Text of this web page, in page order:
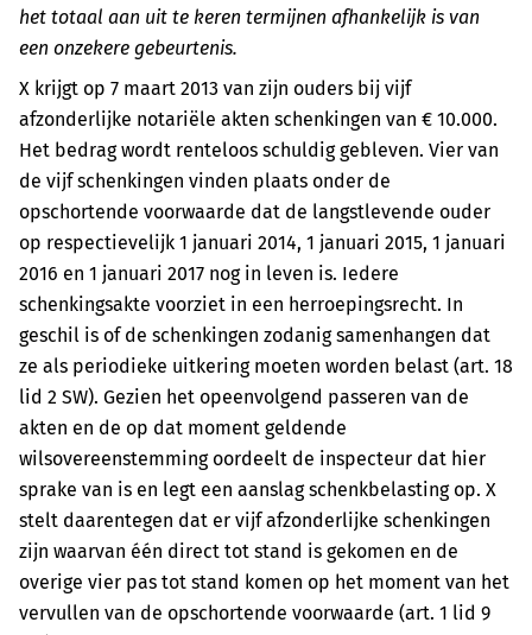
het totaal aan uit te keren termijnen afhankelijk is van
een onzekere gebeurtenis.
X krijgt op 7 maart 2013 van zijn ouders bij vijf
afzonderlijke notariële akten schenkingen van € 10.000.
Het bedrag wordt renteloos schuldig gebleven. Vier van
de vijf schenkingen vinden plaats onder de
opschortende voorwaarde dat de langstlevende ouder
op respectievelijk 1 januari 2014, 1 januari 2015, 1 januari
2016 en 1 januari 2017 nog in leven is. Iedere
schenkingsakte voorziet in een herroepingsrecht. In
geschil is of de schenkingen zodanig samenhangen dat
ze als periodieke uitkering moeten worden belast (art. 18
lid 2 SW). Gezien het opeenvolgend passeren van de
akten en de op dat moment geldende
wilsovereenstemming oordeelt de inspecteur dat hier
sprake van is en legt een aanslag schenkbelasting op. X
stelt daarentegen dat er vijf afzonderlijke schenkingen
zijn waarvan één direct tot stand is gekomen en de
overige vier pas tot stand komen op het moment van het
vervullen van de opschortende voorwaarde (art. 1 lid 9